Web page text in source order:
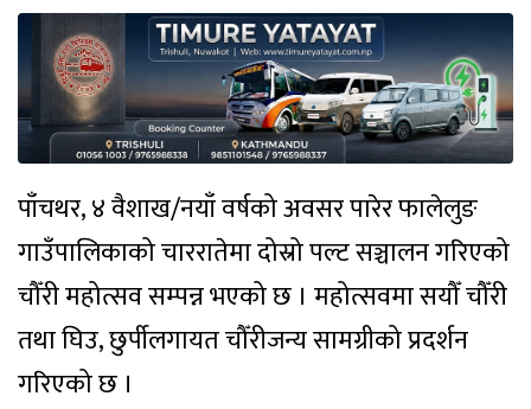
पाँचथर, ४ वैशाख/नयाँ वर्षको अवसर पारेर फालेलुङ
गाउँपालिकाको चाररातेमा दोस्रो पल्ट सञ्चालन गरिएको
चौँरी महोत्सव सम्पन्न भएको छ । महोत्सवमा सयौँ चौँरी
तथा घिउ, छुर्पीलगायत चौँरीजन्य सामग्रीको प्रदर्शन
गरिएको छ ।